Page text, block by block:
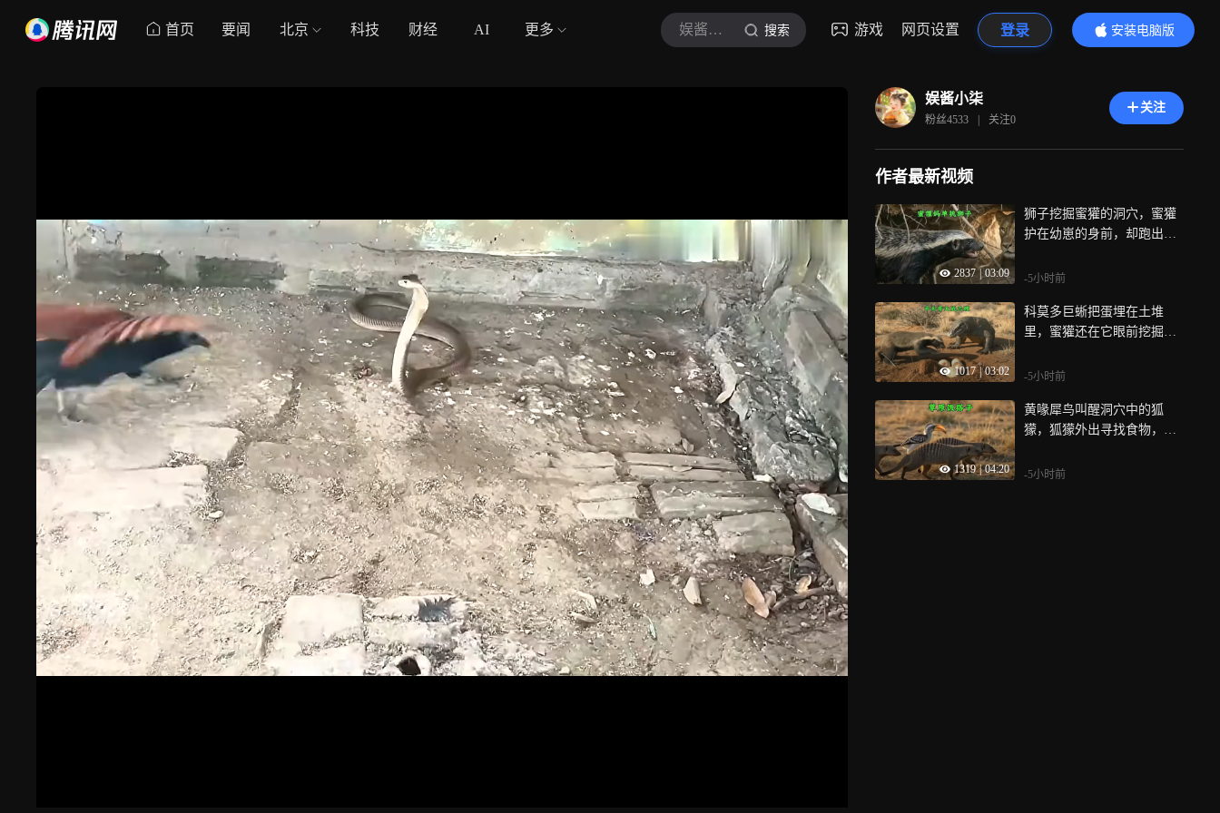
首页 要闻 北京 科技 财经 AI 更多 娱酱小柒 搜索 游戏 网页设置 登录
安装电脑版
内容更精彩
娱酱小柒
粉丝4533 | 关注0
关注
作者最新视频
2837 03:09
狮子挖掘蜜獾的洞穴，蜜獾
护在幼崽的身前，却跑出洞
-5小时前
1017 03:02
科莫多巨蜥把蛋埋在土堆
里，蜜獾还在它眼前挖掘，
-5小时前
1319 | 04:20
黄喙犀鸟叫醒洞穴中的狐
獴，狐獴外出寻找食物，黄
-5小时前